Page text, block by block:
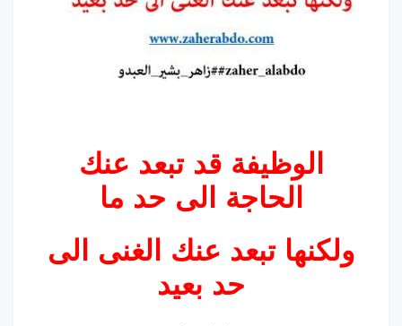
الوظيفة قد تبعد عنك
الحاجة الى حد ما
تبعد عنك الغنى الى
حد بعيد